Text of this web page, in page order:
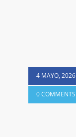
4 MAYO, 2026
0 COMMENTS